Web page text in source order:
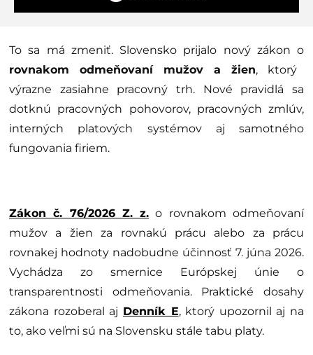
To sa má zmeniť. Slovensko prijalo nový zákon o
rovnakom odmeňovaní mužov a žien, ktorý
výrazne zasiahne pracovný trh. Nové pravidlá sa
dotknú pracovných pohovorov, pracovných zmlúv,
interných platových systémov aj samotného
fungovania firiem.
Zákon č. 76/2026 Z. z. o rovnakom odmeňovaní
mužov a žien za rovnakú prácu alebo za prácu
rovnakej hodnoty nadobudne účinnosť 7. júna 2026.
Vychádza zo smernice Európskej únie o
transparentnosti odmeňovania. Praktické dosahy
zákona rozoberal aj Denník E, ktorý upozornil aj na
to, ako veľmi sú na Slovensku stále tabu platy.